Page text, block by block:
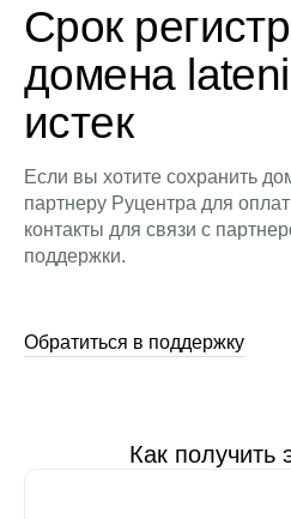
Срок
домена
истек
Если вы хотите сохранить
партнеру Руцентра для
контакты для связи с
поддержки.
Обратиться в поддержку
Как получить